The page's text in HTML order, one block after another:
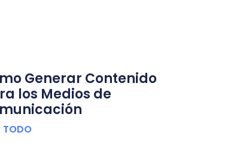
Generar Contenido
los Medios de
TODO